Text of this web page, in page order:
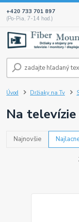
+420 733 701 897
(Po-Pia, 7-14 hod.)
Úvod Držiaky na Tv
Na
Najnovšie